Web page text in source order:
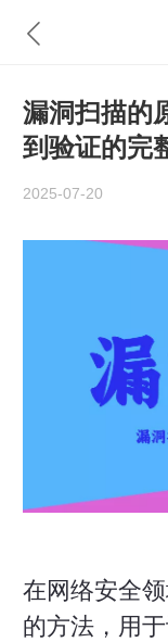
漏洞扫描的
到验证的完
2025-07-20
在网络安全
的方法，用